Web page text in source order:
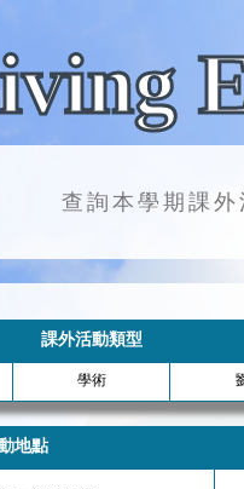
查詢本學期課外
課外活動類型
學術
地點